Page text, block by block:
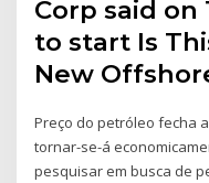
Corp said
to start Is
New
Preço do petróleo fecha
tornar-se-á
pesquisar em busca de